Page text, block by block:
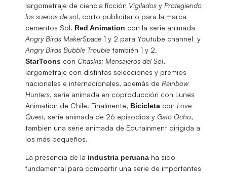
largometraje de ciencia ficción Vigilados y Protegiendo
los sueños de sol, corto publicitario para la marca
cementos Sol. Red Animation con la serie animada
Angry Birds MakerSpace 1 y 2 para Youtube channel y
Angry Birds Bubble Trouble también 1 y 2.
StarToons con Chaskis: Mensajeros del Sol,
largometraje con distintas selecciones y premios
nacionales e internacionales, además de Rainbow
Hunters, serie animada en coproducción con Lunes
Animation de Chile. Finalmente, Bicicleta con Love
Quest, serie animada de 26 episodios y Gato Ocho,
también una serie animada de Edutainment dirigida a
los más pequeños.
La presencia de la industria peruana ha sido
fundamental para compartir una serie de importantes